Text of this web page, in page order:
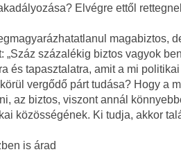
Elvégre ettől
magabiztos,
„Száz százalékig biztos vagyok
és tapasztalatra, amit a mi
vergődő párt tudása? Hogy a
az biztos, viszont annál
közösségének. Ki tudja, akkor
is árad